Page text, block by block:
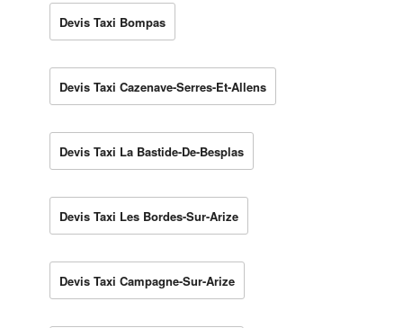
Devis Taxi Bompas
Devis Taxi Cazenave-Serres-Et-Allens
Devis Taxi La Bastide-De-Besplas
Devis Taxi Les Bordes-Sur-Arize
Devis Taxi Campagne-Sur-Arize